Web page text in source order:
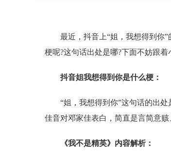
最近，抖音上“姐，我想得到你
梗呢?这句话出处是哪?下面不妨跟
抖音姐我想得到你是什么梗：
“姐，我想得到你”这句话的出
佳音对邓家佳表白，简直是言简意
《我不是精英》内容解析：